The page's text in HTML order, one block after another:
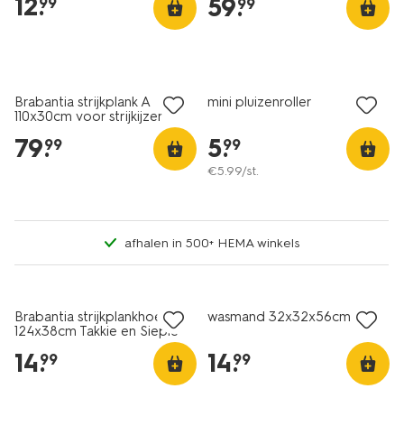
12. 59.
99
Brabantia strijkplank A
110x30cm voor strijkijzer
79.
99
mini pluizenroller
5.
99
€5.99/st.
afhalen in 500+ HEMA winkels
Brabantia strijkplankhoes B
124x38cm Takkie en Siepie
14.
99
wasmand 32x32x56cm
14.
99